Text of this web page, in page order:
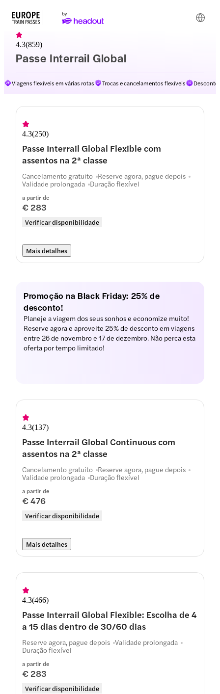
Passe Interrail Global
4.3(859)
Viagens flexíveis em várias rotas Trocas e cancelamentos flexíveis
4.3(250)
Passe Interrail Global Flexible com
assentos na 2ª classe
a partir de
€ 283
Verificar disponibilidade
Cancelamento gratuito Reserve agora, pague depois
Validade prolongada Duração flexível
Mais detalhes
Promoção na Black Friday: 25% de
desconto!
Planeje a viagem dos seus sonhos e economize muito!
Reserve agora e aproveite 25% de desconto em viagens
entre 26 de novembro e 17 de dezembro. Não perca esta
oferta por tempo limitado!
4.3(137)
Passe Interrail Global Continuous com
assentos na 2ª classe
a partir de
€ 476
Verificar disponibilidade
Cancelamento gratuito Reserve agora, pague depois
Validade prolongada Duração flexível
Mais detalhes
4.3(466)
Passe Interrail Global Flexible: Escolha de 4
a 15 dias dentro de 30/60 dias
a partir de
€ 283
Verificar disponibilidade
Reserve agora, pague depois Validade prolongada
Duração flexível